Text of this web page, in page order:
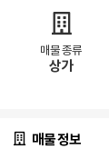
매물 종류
상가
매물 정보